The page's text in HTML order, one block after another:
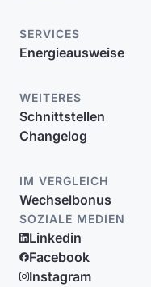
SERVICES
Energieausweise
WEITERES
Schnittstellen
Changelog
IM VERGLEICH
Wechselbonus
SOZIALE MEDIEN
Linkedin
Facebook
Instagram